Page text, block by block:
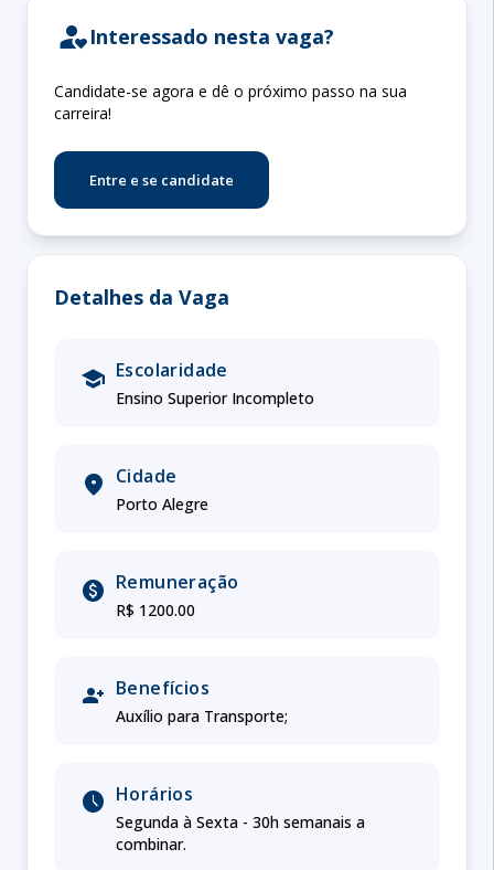
person_heartInteressado nesta vaga?
Candidate-se agora e dê o próximo passo na sua
carreira!
Entre e se candidate
Detalhes da Vaga
school Escolaridade
Ensino Superior Incompleto
location_on Cidade
Porto Alegre
paid Remuneração
R$ 1200.00
person_add Benefícios
Auxílio para Transporte;
schedule Horários
Segunda à Sexta - 30h semanais a
combinar.